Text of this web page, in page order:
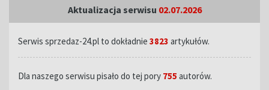
Aktualizacja serwisu 02.07.2026
Serwis sprzedaz-24.pl to dokładnie 3823 artykułów.
Dla naszego serwisu pisało do tej pory 755 autorów.